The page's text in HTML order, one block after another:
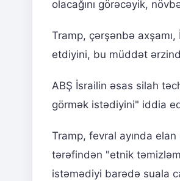
olacağını görəcəyik,
Tramp, çərşənbə
etdiyini, bu müddət
ABŞ İsrailin əsas silah
görmək istədiyini" iddia
Tramp, fevral ayında
tərəfindən "etnik
istəmədiyi barədə suala